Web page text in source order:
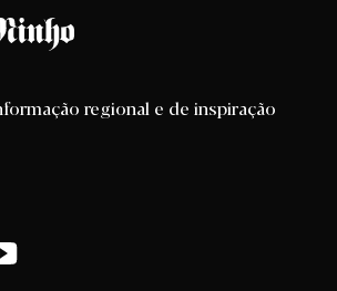
regional e de inspiração